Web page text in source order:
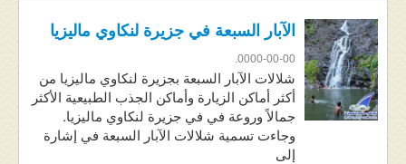
الآبار السبعة في جزيرة لنكاوي ماليزيا
0000-00-00.
شلالات الآبار السبعة بجزيرة لنكاوي ماليزيا من
أكثر أماكن الزيارة وأماكن الجذب الطبيعية الأكثر
جمالاً وروعة في في جزيرة لنكاوي ماليزيا.
وجاءت تسمية شلالات الآبار السبعة في إشارة
إلى